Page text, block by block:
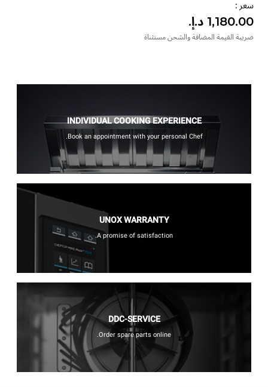
سعر :
ضريبة القيمة المضافة والشحن مستثناة
INDIVIDUAL COOKING EXPERIENCE
Book an appointment with your personal Chef.
UNOX WARRANTY
A promise of satisfaction.
DDC-SERVICE
Order spare parts online.